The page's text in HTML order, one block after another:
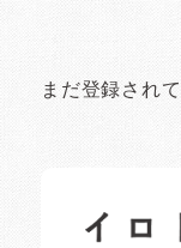
まだ登録され
日常の様子など随